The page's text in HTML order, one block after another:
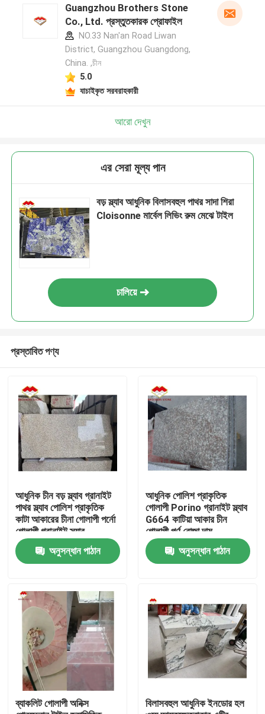
বাড়ি
পণ্য
আমাদের সম্বন্ধে
Guangzhou Brothers Stone
Co., Ltd. প্রস্তুতকারক প্রোফাইল
NO.33 Nan'an Road Liwan
District, Guangzhou Guangdong,
China. ,চীন
5.0
যাচাইকৃত সরবরাহকারী
আরো দেখুন
এর সেরা মূল্য পান
বড় স্ল্যাব আধুনিক বিলাসবহুল পাথর সাদা শিরা
Cloisonne মার্বেল লিভিং রুম মেঝে টাইল
চালিয়ে
প্রস্তাবিত পণ্য
আধুনিক চীন বড় স্ল্যাব গ্রানাইট
পাথর স্ল্যাব পোলিশ প্রাকৃতিক
কাটা আকারের চীনা গোলাপী পর্নো
গোলাপী গ্রানাইট স্ল্যাব
অনুসন্ধান পাঠান
আধুনিক পোলিশ প্রাকৃতিক
গোলাপী Porino গ্রানাইট স্ল্যাব
G664 কাটিয়া আকার চীন
গোলাপী পর্ণ রোজা দাম
অনুসন্ধান পাঠান
ব্যাকলিট গোলাপী অনিক্স
বিলাসবহুল আধুনিক ইনডোর হল